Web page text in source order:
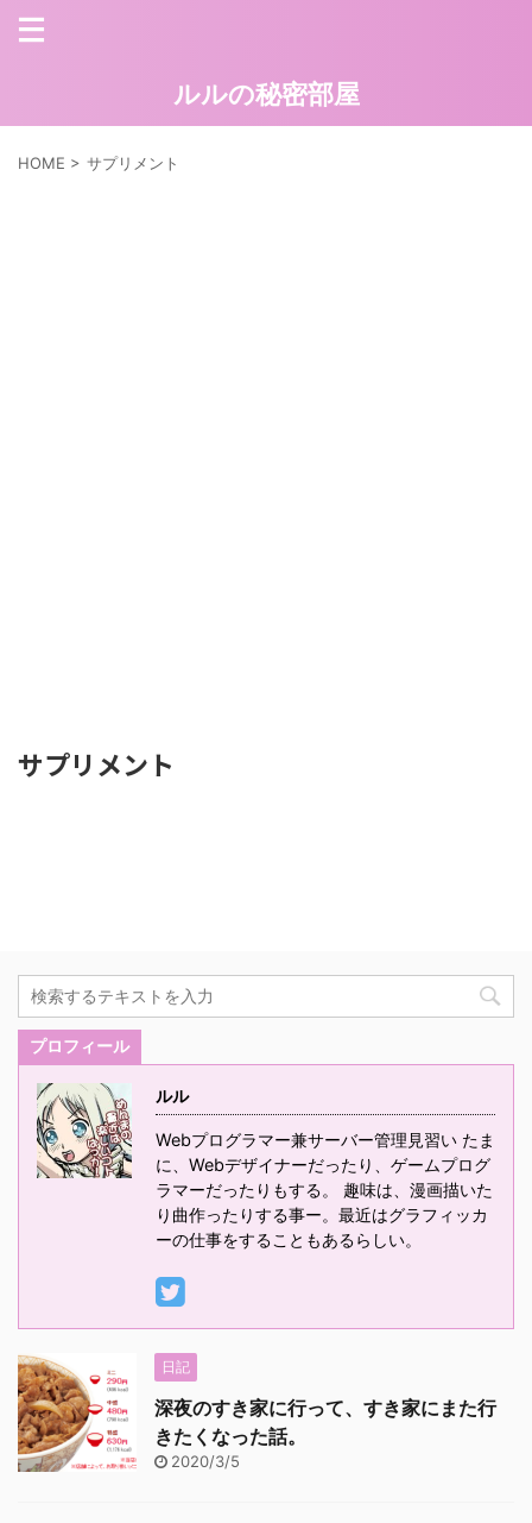
ルルの秘密部屋
HOME > サプリメント
サプリメント
プロフィール
ルル
Webプログラマー兼サーバー管理見習い たま
に、Webデザイナーだったり、ゲームプログ
ラマーだったりもする。 趣味は、漫画描いた
り曲作ったりする事ー。最近はグラフィッカ
ーの仕事をすることもあるらしい。
日記
深夜のすき家に行って、すき家にまた行
きたくなった話。
2020/3/5